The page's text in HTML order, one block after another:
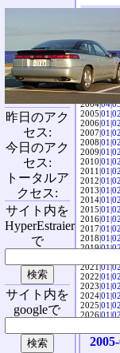
«前の
2004|04|
2005|01|02
2006|01|02
2007|01|02
2008|01|02
2009|01|02
2010|01|02
2011|01|02
2012|01|02
2013|01|02
2014|01|02
2015|01|02
2016|01|02
2017|01|02
2018|01|02
2019|01|
2021|01|
2022|01|02
2023|01|02
2024|01|02
2025|01|02
2026|01|02
昨日のアク
セス:
今日のアク
セス:
トータルア
クセス:
サイト内を
HyperEstraier
で
サイト内を
googleで